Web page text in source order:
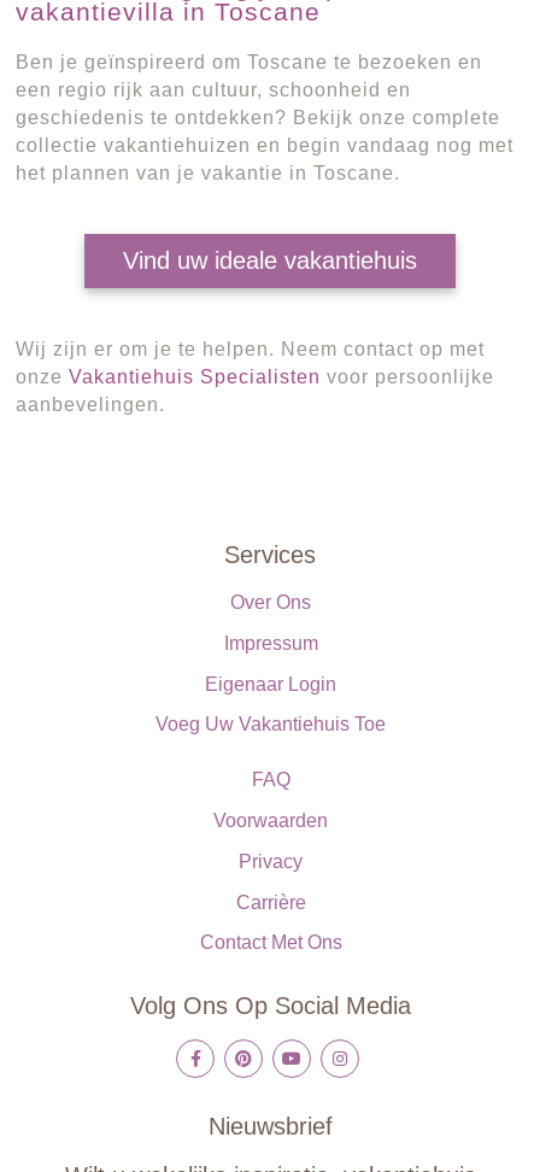
vakantievilla in Toscane
Ben je geïnspireerd om Toscane te bezoeken en
een regio rijk aan cultuur, schoonheid en
geschiedenis te ontdekken? Bekijk onze complete
collectie vakantiehuizen en begin vandaag nog met
het plannen van je vakantie in Toscane.
Vind uw ideale vakantiehuis
Wij zijn er om je te helpen. Neem contact op met
onzeVakantiehuis Specialisten voor persoonlijke
aanbevelingen.
Services
Over Ons
Impressum
Eigenaar Login
Voeg Uw Vakantiehuis Toe
FAQ
Voorwaarden
Privacy
Carrière
Contact Met Ons
Volg Ons Op Social Media
Nieuwsbrief